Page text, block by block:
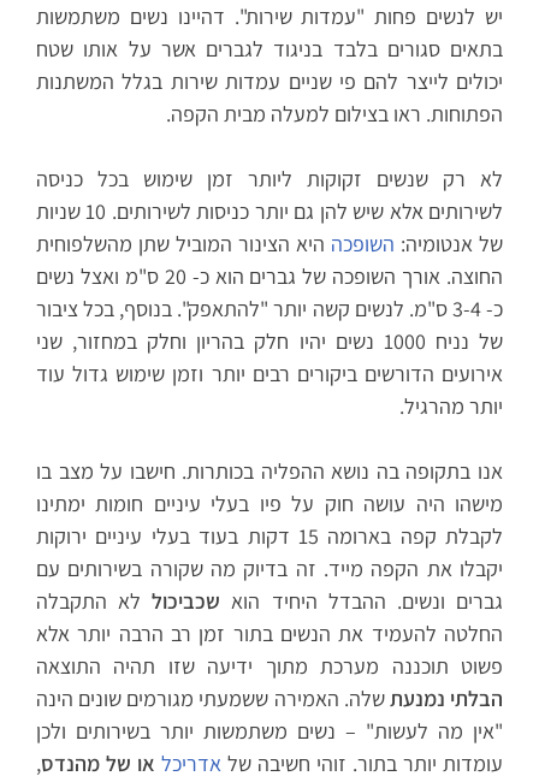
יש לנשים פחות "עמדות שירות". דהיינו נשים משתמשות
בתאים סגורים בלבד בניגוד לגברים אשר על אותו שטח
יכולים לייצר להם פי שניים עמדות שירות בגלל המשתנות
הפתוחות. ראו בצילום למעלה מבית הקפה.
לא רק שנשים זקוקות ליותר זמן שימוש בכל כניסה
לשירותים אלא שיש להן גם יותר כניסות לשירותים. 10 שניות
של אנטומיה:השופכההיא הצינור המוביל שתן מהשלפוחית
החוצה. אורך השופכה של גברים הוא כ- 20 ס"מ ואצל נשים
כ- 3-4 ס"מ. לנשים קשה יותר "להתאפק". בנוסף, בכל ציבור
של נניח 1000 נשים יהיו חלק בהריון וחלק במחזור, שני
אירועים הדורשים ביקורים רבים יותר וזמן שימוש גדול עוד
יותר מהרגיל.
אנו בתקופה בה נושא ההפליה בכותרות. חישבו על מצב בו
מישהו היה עושה חוק על פיו בעלי עיניים חומות ימתינו
לקבלת קפה בארומה 15 דקות בעוד בעלי עיניים ירוקות
יקבלו את הקפה מייד. זה בדיוק מה שקורה בשירותים עם
גברים ונשים. ההבדל היחיד הואשכביכוללא התקבלה
החלטה להעמיד את הנשים בתור זמן רב הרבה יותר אלא
פשוט תוכננה מערכת מתוך ידיעה שזו תהיה התוצאה
הבלתי נמנעתשלה. האמירה ששמעתי מגורמים שונים הינה
"אין מה לעשות" – נשים משתמשות יותר בשירותים ולכן
עומדות יותר בתור. זוהי חשיבה של אדריכל או של מהנדס,